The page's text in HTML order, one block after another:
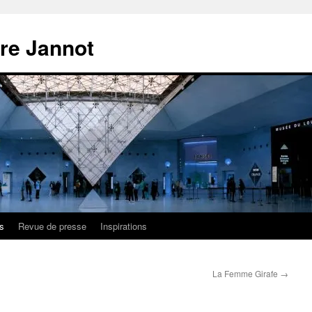
Jannot
Revue de presse Inspirations
La Femme Girafe →